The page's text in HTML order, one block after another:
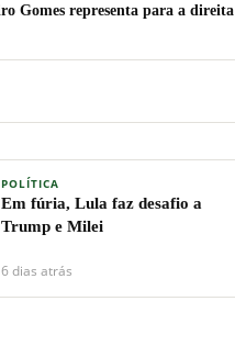
Gomes representa para a direita
POLÍTICA
Em fúria, Lula faz desafio a
Trump e Milei
6 dias atrás